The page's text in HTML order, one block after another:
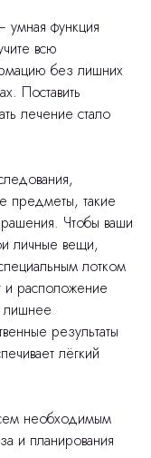
умная функция
всю
без лишних
Поставить
лечение стало
предметы, такие
Чтобы ваши
личные вещи,
лотком
и расположение
лишнее
результаты
лёгкий
необходимым
и планирования